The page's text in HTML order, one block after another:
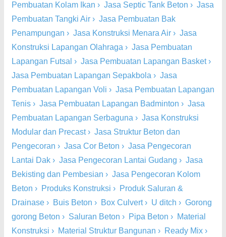
Pembuatan Kolam Ikan › Jasa Septic Tank Beton › Jasa
Pembuatan Tangki Air › Jasa Pembuatan Bak
Penampungan › Jasa Konstruksi Menara Air › Jasa
Konstruksi Lapangan Olahraga › Jasa Pembuatan
Lapangan Futsal › Jasa Pembuatan Lapangan Basket›
Jasa Pembuatan Lapangan Sepakbola › Jasa
Pembuatan Lapangan Voli › Jasa Pembuatan Lapangan
Tenis › Jasa Pembuatan Lapangan Badminton › Jasa
Pembuatan Lapangan Serbaguna › Jasa Konstruksi
Modular dan Precast› Jasa Struktur Beton dan
Pengecoran › Jasa Cor Beton › Jasa Pengecoran
Lantai Dak › Jasa Pengecoran Lantai Gudang › Jasa
Bekisting dan Pembesian › Jasa Pengecoran Kolom
Beton › Produks Konstruksi › Produk Saluran &
Drainase › Buis Beton › Box Culvert› U ditch › Gorong
gorong Beton › Saluran Beton › Pipa Beton › Material
Konstruksi › Material Struktur Bangunan › Ready Mix ›